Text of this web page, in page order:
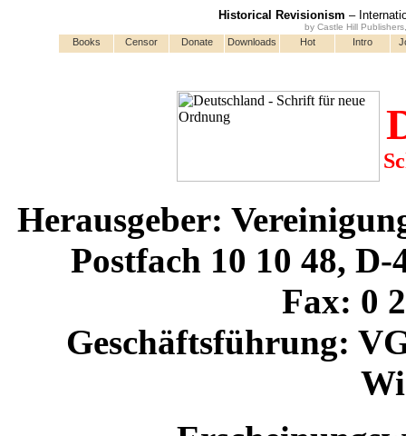
Historical Revisionism –
by Castle Hill
Herausgeber:
Postfach 10 10 48,
Fax: 0
Geschäftsführung:
Books Censor Donate Downloads Hot Intro